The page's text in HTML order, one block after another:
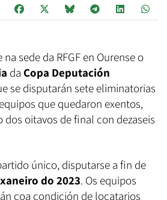
sede da RFGF en Ourense o
da Copa Deputación
se disputarán sete eliminatorias
que quedaron exentos,
oitavos de final con dezaseis
único, disputarse a fin de
do 2023. Os equipos
coa condición de locatarios